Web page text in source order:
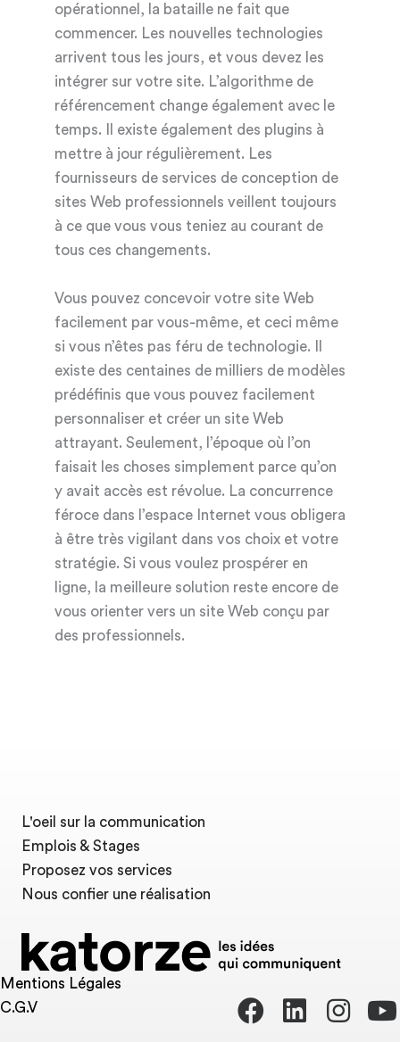
opérationnel, la bataille ne fait que
commencer. Les nouvelles technologies
arrivent tous les jours, et vous devez les
intégrer sur votre site. L’algorithme de
référencement change également avec le
temps. Il existe également des plugins à
mettre à jour régulièrement. Les
fournisseurs de services de conception de
sites Web professionnels veillent toujours
à ce que vous vous teniez au courant de
tous ces changements.
Vous pouvez concevoir votre site Web
facilement par vous-même, et ceci même
si vous n’êtes pas féru de technologie. Il
existe des centaines de milliers de modèles
prédéfinis que vous pouvez facilement
personnaliser et créer un site Web
attrayant. Seulement, l’époque où l’on
faisait les choses simplement parce qu’on
y avait accès est révolue. La concurrence
féroce dans l’espace Internet vous obligera
à être très vigilant dans vos choix et votre
stratégie. Si vous voulez prospérer en
ligne, la meilleure solution reste encore de
vous orienter vers un site Web conçu par
des professionnels.
L'oeil sur la communication
Emplois & Stages
Proposez vos services
Nous confier une réalisation
Mentions Légales
C.G.V